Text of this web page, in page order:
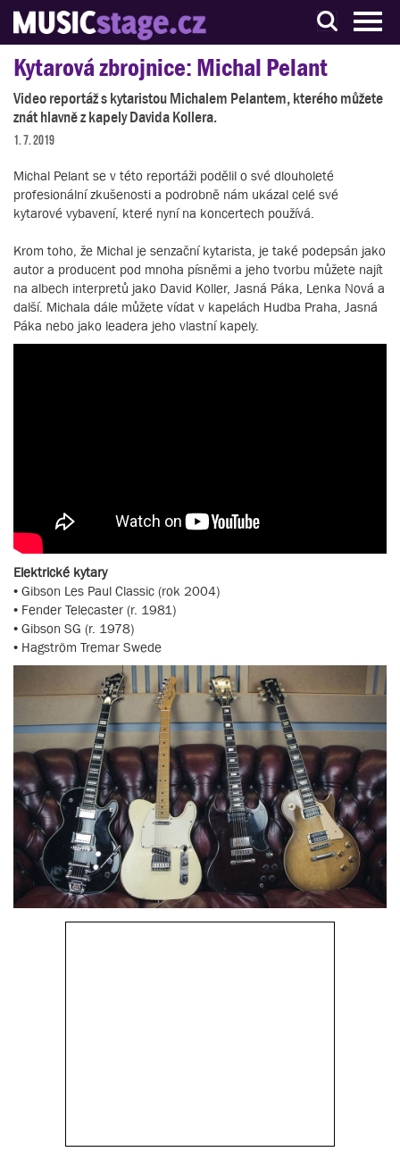
S muzikanty pro muzikanty
Kytarová zbrojnice: Michal Pelant
Video reportáž s kytaristou Michalem Pelantem, kterého můžete
znát hlavně z kapely Davida Kollera.
1. 7. 2019
Michal Pelant se v této reportáži podělil o své dlouholeté
profesionální zkušenosti a podrobně nám ukázal celé své
kytarové vybavení, které nyní na koncertech používá.
Krom toho, že Michal je senzační kytarista, je také podepsán jako
autor a producent pod mnoha písněmi a jeho tvorbu můžete najít
na albech interpretů jako David Koller, Jasná Páka, Lenka Nová a
další. Michala dále můžete vídat v kapelách Hudba Praha, Jasná
Páka nebo jako leadera jeho vlastní kapely.
Elektrické kytary
• Gibson Les Paul Classic (rok 2004)
• Fender Telecaster (r. 1981)
• Gibson SG (r. 1978)
• Hagström Tremar Swede